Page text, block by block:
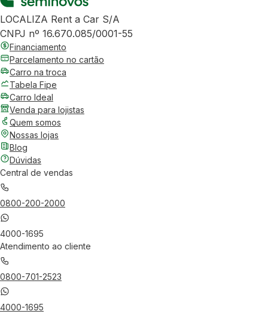
LOCALIZA Rent a Car S/A
CNPJ nº 16.670.085/0001-55
Financiamento
Parcelamento no cartão
Carro na troca
Tabela Fipe
Carro Ideal
Venda para lojistas
Quem somos
Nossas lojas
Blog
Dúvidas
Central de vendas
0800-200-2000
4000-1695
Atendimento ao cliente
0800-701-2523
4000-1695